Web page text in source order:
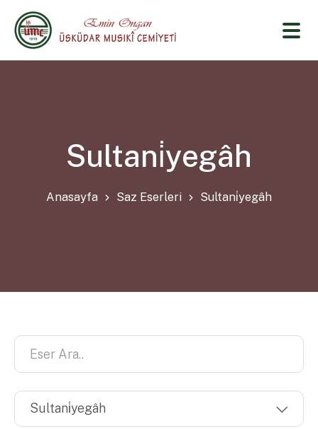
Sultani̇yegâh
Anasayfa Saz Eserleri Sultani̇yegâh